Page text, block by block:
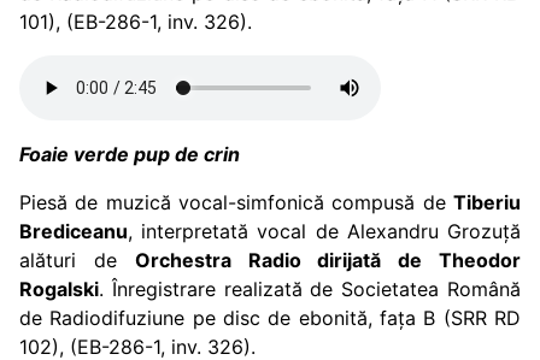
101), (EB-286-1, inv. 326).
Foaie verde pup de crin
Piesă de muzică vocal-simfonică compusă de Tiberiu
Brediceanu, interpretată vocal de Alexandru Grozuță
alături de Orchestra Radio dirijată de Theodor
Rogalski. Înregistrare realizată de Societatea Română
de Radiodifuziune pe disc de ebonită, fața B (SRR RD
102), (EB-286-1, inv. 326).